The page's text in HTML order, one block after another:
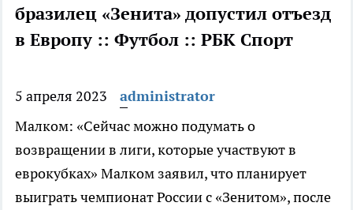
бразилец «Зенита» допустил отъезд
в Европу :: Футбол :: РБК Спорт
5 апреля 2023
administrator
Малком: «Сейчас можно подумать о
возвращении в лиги, которые участвуют в
еврокубках» Малком заявил, что планирует
выиграть чемпионат России с «Зенитом», после